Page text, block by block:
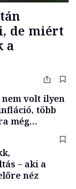
de miért
a
nem volt ilyen
több
még
is
– aki a
néz